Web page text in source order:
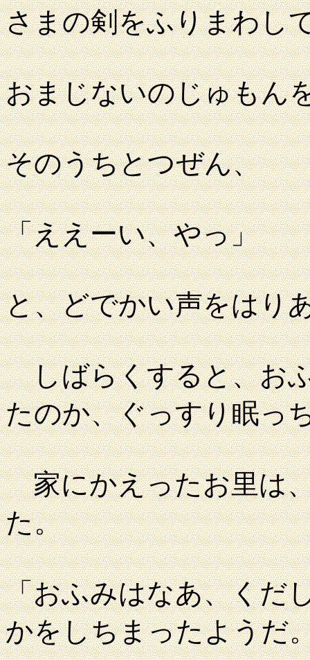
さまの剣をふりまわし
おまじないのじゅもん
そのうちとつぜん、
「ええーい、やっ」
と、どでかい声をはり
しばらくすると、お
たのか、ぐっすり眠っ
家にかえったお里は
た。
「おふみはなあ、くだ
かをしちまったようだ